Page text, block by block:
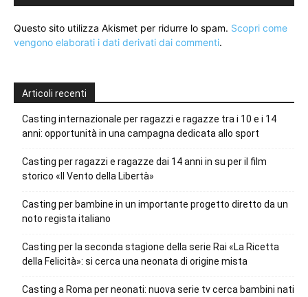
Questo sito utilizza Akismet per ridurre lo spam. Scopri come
vengono elaborati i dati derivati dai commenti.
Articoli recenti
Casting internazionale per ragazzi e ragazze tra i 10 e i 14
anni: opportunità in una campagna dedicata allo sport
Casting per ragazzi e ragazze dai 14 anni in su per il film
storico «Il Vento della Libertà»
Casting per bambine in un importante progetto diretto da un
noto regista italiano
Casting per la seconda stagione della serie Rai «La Ricetta
della Felicità»: si cerca una neonata di origine mista
Casting a Roma per neonati: nuova serie tv cerca bambini nati